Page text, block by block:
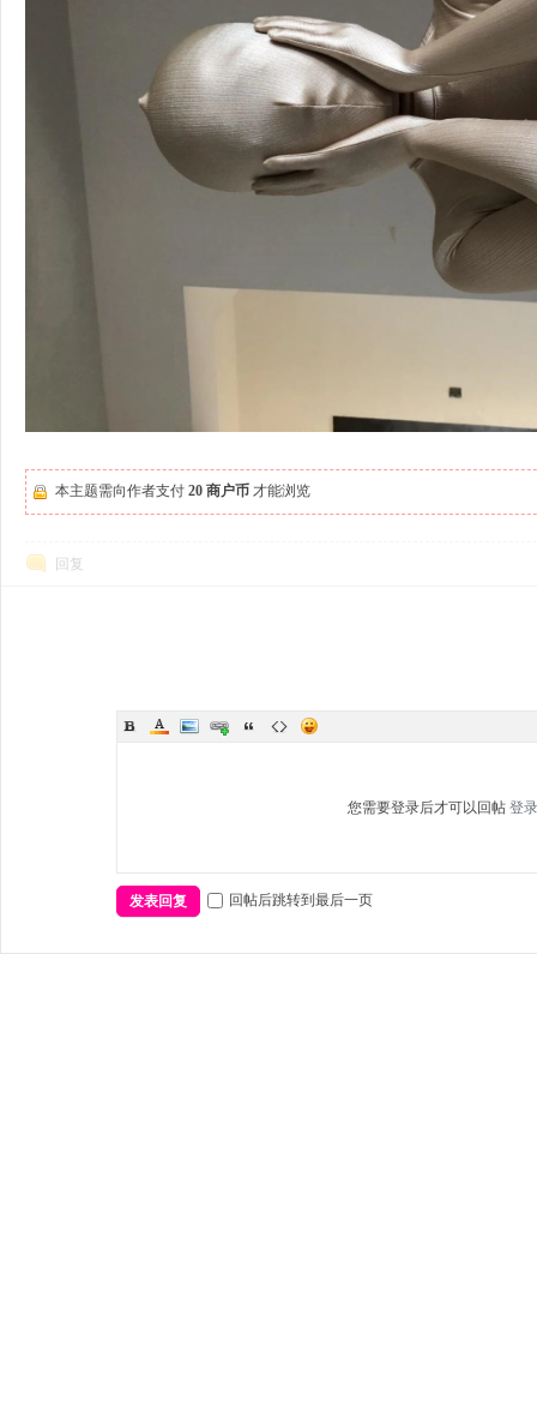
本主题需向作者支付 20 商户币 才能浏览
回复
您需要登录后才可以回帖 登录
发表回复 回帖后跳转到最后一页